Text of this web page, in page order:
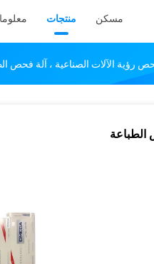
مسكن منتجات
رؤية الآلات الصناعية ، آلة فحص
الطباعة